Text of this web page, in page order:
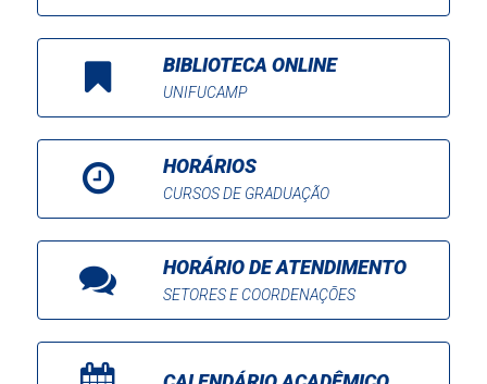
BIBLIOTECA ONLINE
UNIFUCAMP
HORÁRIOS
CURSOS DE GRADUAÇÃO
HORÁRIO DE ATENDIMENTO
SETORES E COORDENAÇÕES